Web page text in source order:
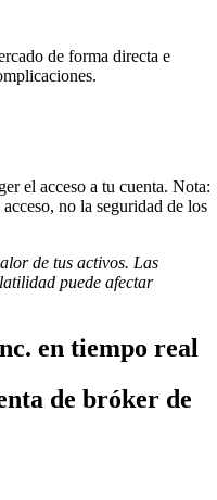
de forma directa e
el acceso a tu cuenta. Nota:
no la seguridad de los
de tus activos. Las
puede afectar
en tiempo real
de bróker de